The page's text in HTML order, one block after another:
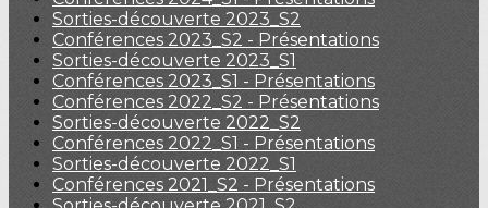
Sorties-découverte 2023_S2
Conférences 2023_S2 - Présentations
Sorties-découverte 2023_S1
Conférences 2023_S1 - Présentations
Conférences 2022_S2 - Présentations
Sorties-découverte 2022_S2
Conférences 2022_S1 - Présentations
Sorties-découverte 2022_S1
Conférences 2021_S2 - Présentations